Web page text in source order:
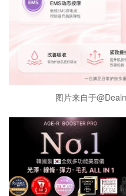
图片来自于